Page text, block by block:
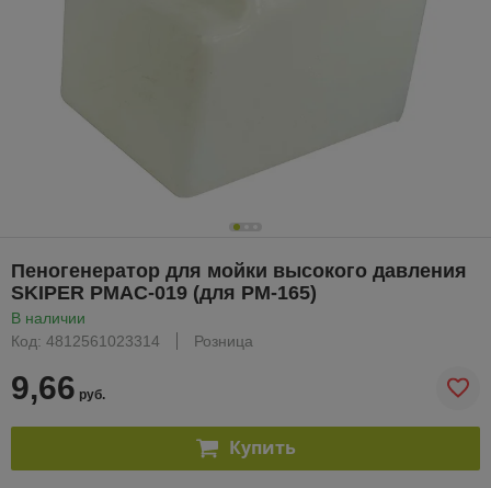
Пеногенератор для мойки высокого давления
SKIPER PMAC-019 (для PM-165)
В наличии
Код: 4812561023314
Розница
9,66 руб.
Купить